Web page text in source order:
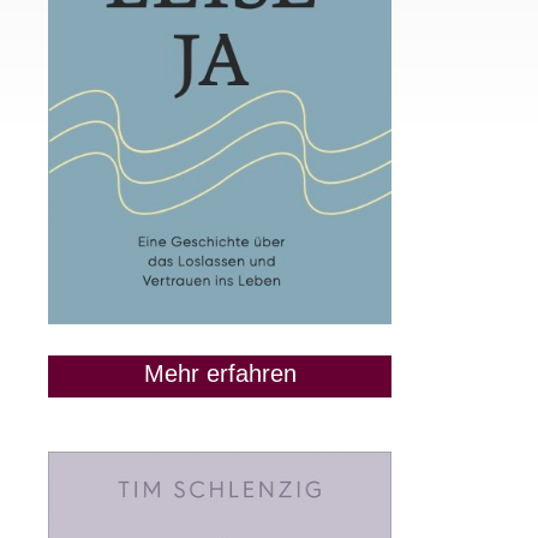
Mehr erfahren